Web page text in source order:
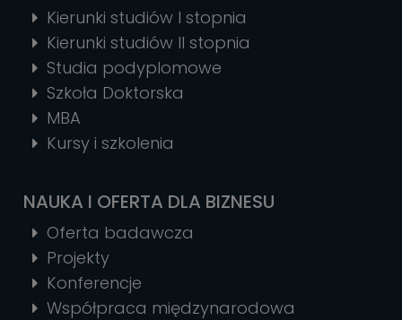
Kierunki studiów I stopnia
Kierunki studiów II stopnia
Studia podyplomowe
Szkoła Doktorska
MBA
Kursy i szkolenia
NAUKA I OFERTA DLA BIZNESU
Oferta badawcza
Projekty
Konferencje
Współpraca międzynarodowa